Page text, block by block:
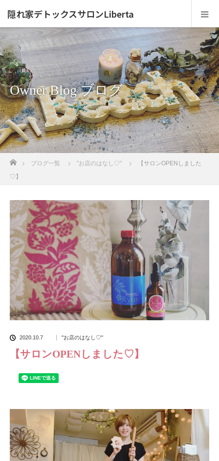
隠れ家デトックスサロンLiberta
Owner Blog ブログ
ブログ一覧 "お店のはなし♡"
【サロンOPENしました
♡】
2020.10.7 "お店のはなし♡"
【サロンOPENしました♡】